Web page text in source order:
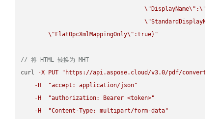
\" DisplayName\" :\"
\"StandardDisplayName
\" FlatOpcXmlMappingOnly\" :true}"
// 将 HTML 转换为 MHT
curl
-X PUT
"https://api.aspose.cloud/v3.0/pdf/convert/
- H
"accept: application/json"
- H
"authorization: Bearer <token>"
- H
"Content-Type: multipart/form-data"